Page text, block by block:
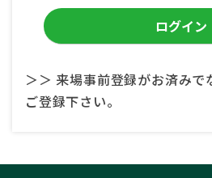
＞＞ 来場事前登録がお済みで
ご登録下さい。